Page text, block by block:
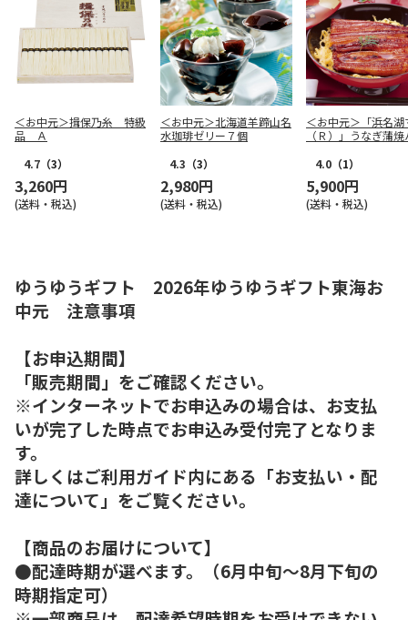
＜お中元＞揖保乃糸 特級
品 Ａ
4.7 （3）
3,260円
(送料・税込)
＜お中元＞北海道羊蹄山名
水珈琲ゼリー７個
4.3 （3）
2,980円
(送料・税込)
＜お中元＞「浜名湖
（Ｒ）」うなぎ蒲
4.0 （1）
5,900円
(送料・税込)
ゆうゆうギフト 2026年ゆうゆうギフト東海お
中元 注意事項
【お申込期間】
「販売期間」をご確認ください。
※インターネットでお申込みの場合は、お支払
いが完了した時点でお申込み受付完了となりま
す。
詳しくはご利用ガイド内にある「お支払い・配
達について」をご覧ください。
【商品のお届けについて】
●配達時期が選べます。（6月中旬～8月下旬の
時期指定可）